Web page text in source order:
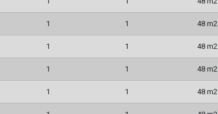
1 1 48 m2
1 1 48 m2
1 1 48 m2
1 1 48 m2